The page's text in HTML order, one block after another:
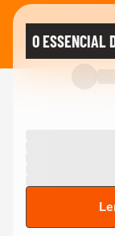
O ESSENCIAL